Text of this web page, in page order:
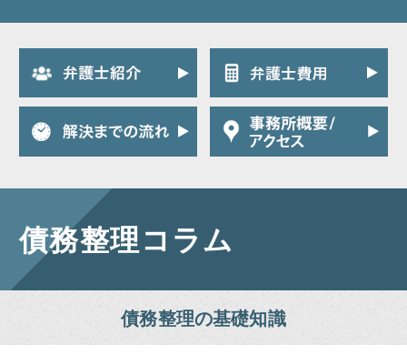
債務整理コラム
債務整理の基礎知識